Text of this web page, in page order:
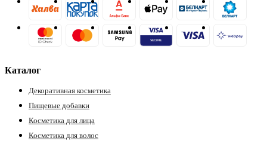
Каталог
Декоративная косметика
Пищевые добавки
Косметика для лица
Косметика для волос